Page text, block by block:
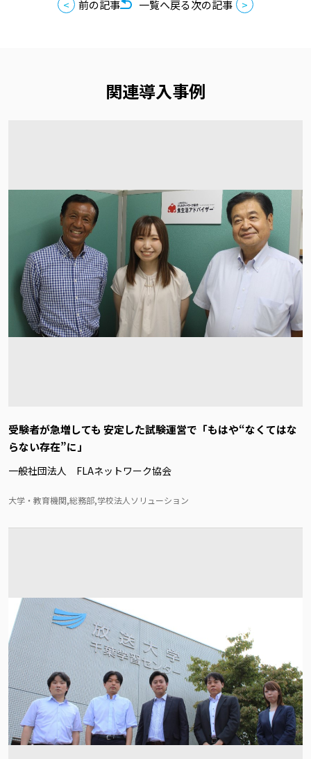
前の記事 一覧へ戻る次の記事
関連導入事例
受験者が急増しても 安定した試験運営で「もはや“なくてはな
らない存在”に」
一般社団法人 FLAネットワーク協会
大学・教育機関,総務部,学校法人ソリューション